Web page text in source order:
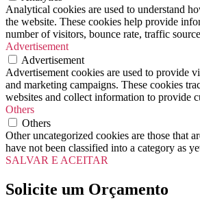
Analytical cookies are used to understand
the website. These cookies help provide
number of visitors, bounce rate, traffic
Advertisement
Advertisement
Advertisement cookies are used to provide
and marketing campaigns. These cookies
websites and collect information to provide
Others
Others
Other uncategorized cookies are those that
have not been classified into a category as
SALVAR E ACEITAR
Solicite um Orçamento